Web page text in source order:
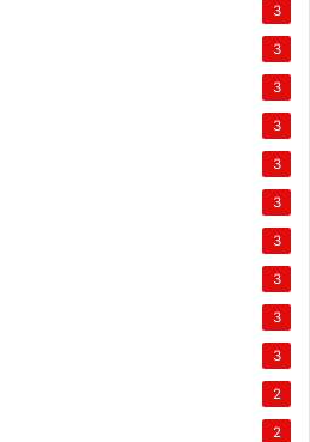
3
3
3
3
3
3
3
3
3
3
2
2